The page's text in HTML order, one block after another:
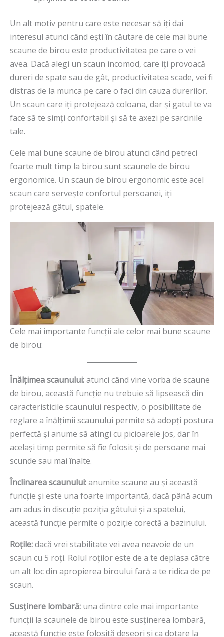
Un alt motiv pentru care este necesar să iți dai
interesul atunci când ești în căutare de cele mai bune
scaune de birou este productivitatea pe care o vei
avea. Dacă alegi un scaun incomod, care iți provoacă
dureri de spate sau de gât, productivitatea scade, vei fi
distras de la munca pe care o faci din cauza durerilor.
Un scaun care iți protejează coloana, dar și gatul te va
face să te simți confortabil și să te axezi pe sarcinile
tale.
Cele mai bune scaune de birou atunci când petreci
foarte mult timp la birou sunt scaunele de birou
ergonomice. Un scaun de birou ergonomic este acel
scaun care servește confortul persoanei, iți
protejează gâtul, spatele.
Cele mai importante funcții ale celor mai bune scaune
de birou:
Înălțimea scaunului:atunci când vine vorba de scaune
de birou, această funcție nu trebuie să lipsească din
caracteristicile scaunului respectiv, o posibilitate de
reglare a înălțimii scaunului permite să adopți postura
perfectă și anume să atingi cu picioarele jos, dar în
același timp permite să fie folosit și de persoane mai
scunde sau mai înalte.
Înclinarea scaunului:anumite scaune au și această
funcție și este una foarte importantă, dacă până acum
am adus în discuție poziția gâtului și a spatelui,
această funcție permite o poziție corectă a bazinului.
Roțile:dacă vrei stabilitate vei avea neavoie de un
scaun cu 5 roți. Rolul roților este de a te deplasa către
un alt loc din apropierea biroului fară a te ridica de pe
scaun.
Susținere lombară: una dintre cele mai importante
funcții la scaunele de birou este susținerea lombară,
această funcție este folosită deseori și ca dotare la